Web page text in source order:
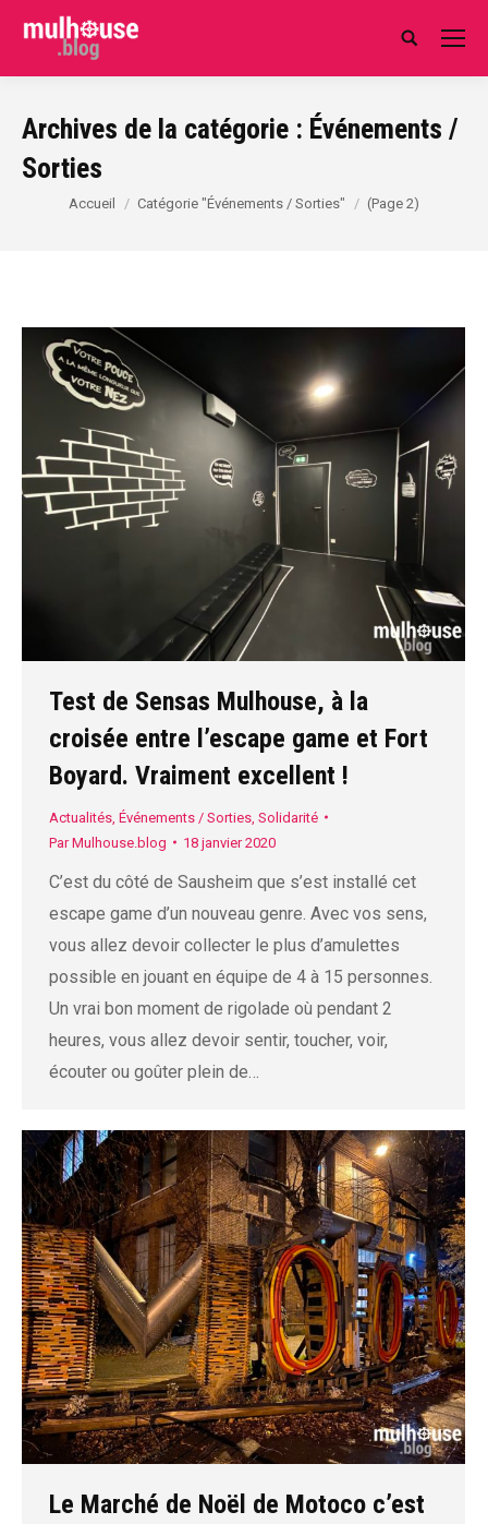
Search:
Archives de la catégorie : Événements /
Sorties
Vous êtes ici :
Accueil Catégorie "Événements / Sorties" (Page 2)
Test de Sensas Mulhouse, à la
croisée entre l’escape game et Fort
Boyard. Vraiment excellent !
Actualités Événements / Sorties Solidarité
ParMulhouse.blog 18 janvier 2020
C’est du côté de Sausheim que s’est installé cet
escape game d’un nouveau genre. Avec vos sens,
vous allez devoir collecter le plus d’amulettes
possible en jouant en équipe de 4 à 15 personnes.
Un vrai bon moment de rigolade où pendant 2
heures, vous allez devoir sentir, toucher, voir,
écouter ou goûter plein de…
Le Marché de Noël de Motoco c’est